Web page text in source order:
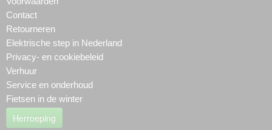
Contact
Retourneren
Elektrische step in Nederland
Privacy- en cookiebeleid
Verhuur
Service en onderhoud
Fietsen in de winter
Herroeping